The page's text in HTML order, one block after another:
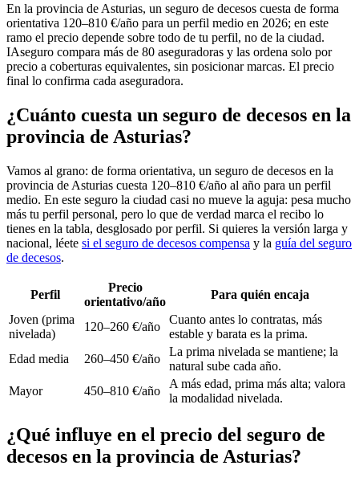
En la provincia de Asturias, un seguro de decesos cuesta de forma
orientativa 120–810 €/año para un perfil medio en 2026; en este
ramo el precio depende sobre todo de tu perfil, no de la ciudad.
IAseguro compara más de 80 aseguradoras y las ordena solo por
precio a coberturas equivalentes, sin posicionar marcas. El precio
final lo confirma cada aseguradora.
¿Cuánto cuesta un seguro de decesos en la
provincia de Asturias?
Vamos al grano: de forma orientativa, un seguro de decesos en la
provincia de Asturias cuesta 120–810 €/año al año para un perfil
medio. En este seguro la ciudad casi no mueve la aguja: pesa mucho
más tu perfil personal, pero lo que de verdad marca el recibo lo
tienes en la tabla, desglosado por perfil. Si quieres la versión larga y
nacional, léete si el seguro de decesos compensa y la guía del seguro
de decesos.
Perfil
Precio
orientativo/año
Para quién encaja
Joven (prima
nivelada)
120–260 €/año
Cuanto antes lo contratas, más
estable y barata es la prima.
Edad media
260–450 €/año
La prima nivelada se mantiene; la
natural sube cada año.
Mayor
450–810 €/año
A más edad, prima más alta; valora
la modalidad nivelada.
¿Qué influye en el precio del seguro de
decesos en la provincia de Asturias?